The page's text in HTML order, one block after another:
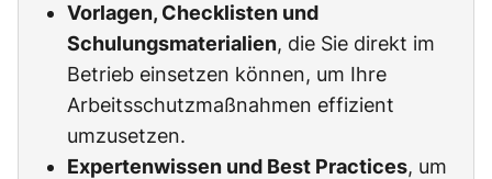
Vorlagen, Checklisten und
Schulungsmaterialien, die Sie direkt im
Betrieb einsetzen können, um Ihre
Arbeitsschutzmaßnahmen effizient
umzusetzen.
Expertenwissen und Best Practices, um